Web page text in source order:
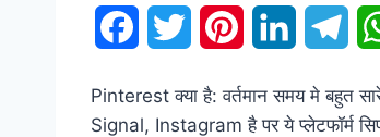
c
n
l
Pinterest क्या है: वर्तमान समय मे
Signal, Instagram है पर ये प्लेटफॉर्म